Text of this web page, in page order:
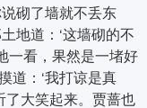
砌了墙就不丢东
地道：‘这墙砌的不
一看，果然是一堵好
道：‘我打谅是真
了大笑起来。贾蔷也